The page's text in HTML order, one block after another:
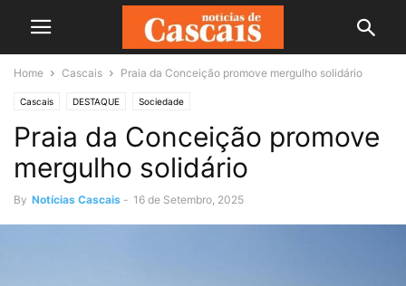
Home Cascais Praia da Conceição promove mergulho solidário
Cascais DESTAQUE Sociedade
Praia da Conceição promove
mergulho solidário
By Notícias Cascais - 16 de Setembro, 2025